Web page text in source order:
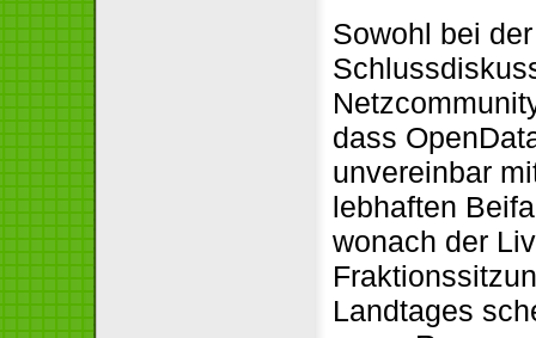
Sowohl bei
dass
unvereinbar
lebhaften
wonach der
Landtages